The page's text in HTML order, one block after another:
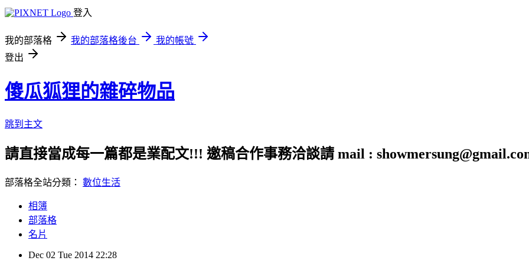
登入
我的部落格 我的部落格後台
我的帳號
登出
傻瓜狐狸的雜碎物品
跳到主文
請直接當成每一篇都是業配文!!! 邀稿合作事務洽談請 mail :
部落格全站分類： 數位生活
相簿
部落格
名片
Dec 02 Tue 2014 22:28